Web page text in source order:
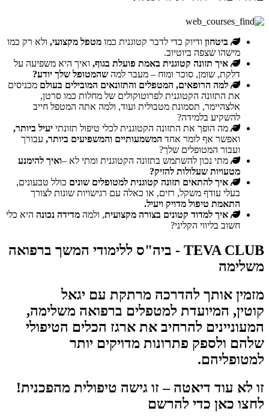
ביטחון ודיוק כדי לדבר קטוגנית כמו מטפל מקצועי, ולא רק כמו
מישהו שצפה ביוטיוב.
איך תזונה קטוגנית באמת פועלת בגוף, ואיך היא משפיעה על
דלקת, שומן, סוכר ומוח – מעבר למה שהמטופל שלך יודע?
למה הרופאים, המטפלים והתזונאים המובילים בעולם מכניסים
את התזונה הקטוגנית לפרוטוקולים של מחלות כמו סרטן,
אלצהיימר, תסמונת מטבולית ועוד, ולמה אתה המטפל חייב
להשקיע בלמידה?
מה הופך את התזונה הקטוגנית לכלי טיפול תזונתי יעיל ביותר,
ואפשר אף לומר אחד המשמעותיים והמשפיעים ביותר, עבורך
ועבור המטופלים שלך?
מתי נכון להשתמש בתזונה הקטוגנית ומתי לא –ואיך להימנע
מטעויות שעלולות להזיק?
איך להתאים תזונה קטוגנית למטופלים שונים כולל טבעונים,
בעלי עודף משקל, רזים, או כאלה עם רגישויות שונות לצורך
התאמת טיפול מדויק ויעיל.
איך למדוד קטונים בצורה מקצועית, ולמה מדידה נכונה היא כלי
חשוב בליווי הקליני?
TEVA CLUB - ביה"ס ללימודי המשך ברפואה
משלימה
מזמין אותך להדרכה מרתקת עם יגאל
קוטין, המיועדת למטפלים ברפואה משלימה,
המעוניינים להרחיב את ארגז הכלים הטיפולי
שלהם ולספק פתרונות מדויקים יותר
למטופליהם.
זו לא עוד דיאטה – זו גישה טיפולית מהפכנית!
לחצו כאן כדי להרשם